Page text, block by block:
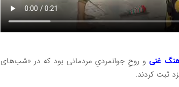
غنی و روحِ جوانمردیِ مردمانی بود که در «شب‌های
ثبت کردند.